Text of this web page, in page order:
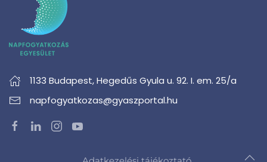
1133 Budapest,Hegedűs Gyula u. 92. I. em. 25/a
napfogyatkozas@gyaszportal.hu